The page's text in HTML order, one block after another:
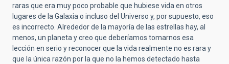
raras que era muy poco probable que hubiese vida en otros
lugares de la Galaxia o incluso del Universo y, por supuesto, eso
es incorrecto. Alrededor de la mayoría de las estrellas hay, al
menos, un planeta y creo que deberíamos tomarnos esa
lección en serio y reconocer que la vida realmente no es rara y
que la única razón por la que no la hemos detectado hasta